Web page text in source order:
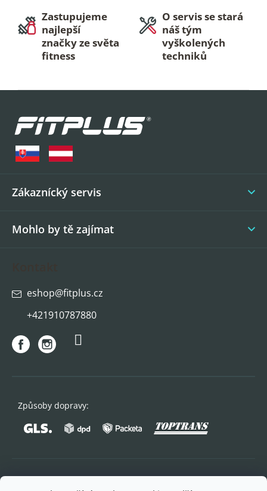
Zastupujeme
najlepší
značky ze světa
fitness
O servis se stará
náš tým
vyškolených
techniků
Zákaznícký servis
Mohlo by tě zajímat
eshop@fitplus.cz
+421910787880
Způsoby dopravy: